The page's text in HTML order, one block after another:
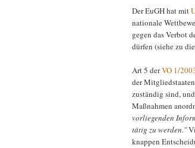
Der EuGH hat mit
nationale
gegen das Verbot
dürfen (siehe zu
Art 5 derVO 1/
der
zuständig sind,
Maßnahmen
vorliegenden
tätig zu werden."
knappen